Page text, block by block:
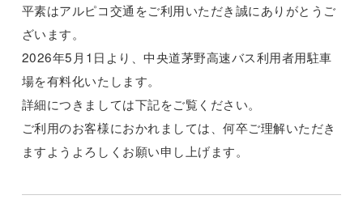
平素はアルピコ交通をご利用いただき誠にありがとうご
ざいます。
2026年5月1日より、中央道茅野高速バス利用者用駐車
場を有料化いたします。
詳細につきましては下記をご覧ください。
ご利用のお客様におかれましては、何卒ご理解いただき
ますようよろしくお願い申し上げます。